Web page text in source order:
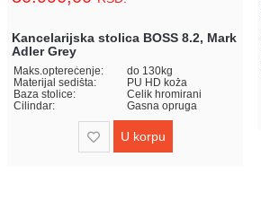
Kancelarijska stolica BOSS 8.2, Mark
Adler Grey
Maks.opterećenje:
do 130kg
Materijal sedišta:
PU HD koža
Baza stolice:
Čelik hromirani
Cilindar:
Gasna opruga
U korpu